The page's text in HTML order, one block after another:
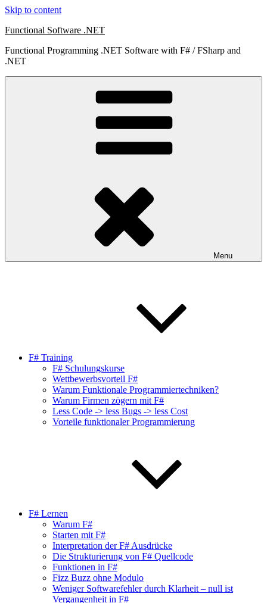
Skip to content
Functional Software .NET
Functional Programming .NET Software with F# / FSharp and
.NET
Menu
F# Training
F# Schulungskurse
Wettbewerbsvorteil F#
Warum Funktionale Programmiertechniken?
Warum Firmen zögern mit F#
Less Code -> less Bugs -> less Cost
Vorteile funktionaler Programmierung
F# Lernen
Warum F#
Starten mit F#
Interpretation der F# Ausdrücke
Die Strukturierung von F# Quellcode
Funktionen in F#
Fizz Buzz ohne Modulo
Weniger Softwarefehler durch Klarheit – null ist
Vergangenheit in F#